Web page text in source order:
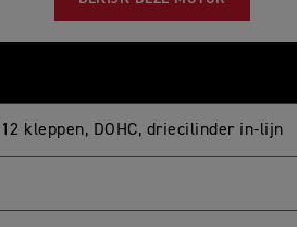
kleppen, DOHC, driecilinder in-lijn